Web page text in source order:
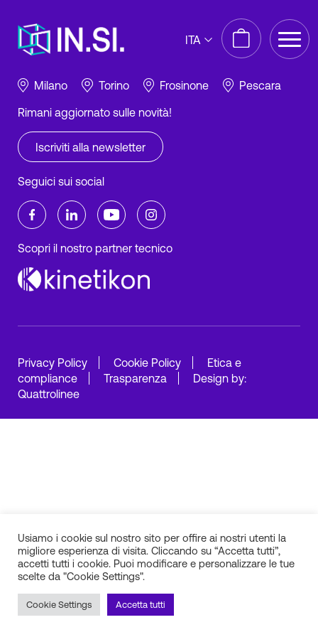
IN.SI. s.r.l.
P.IVA 01688940608
Milano Torino Frosinone Pescara
Rimani aggiornato sulle novità!
Iscriviti alla newsletter
Seguici sui social
Scopri il nostro partner tecnico
Privacy Policy Cookie Policy
Etica e
compliance
Trasparenza
Design by:
Quattrolinee
ITA
Usiamo i cookie sul nostro sito per offire ai nostri utenti la
migliore esperienza di visita. Cliccando su “Accetta tutti”,
accetti tutti i cookie. Puoi modificare e personalizzare le tue
scelte da "Cookie Settings".
Cookie Settings Accetta tutti